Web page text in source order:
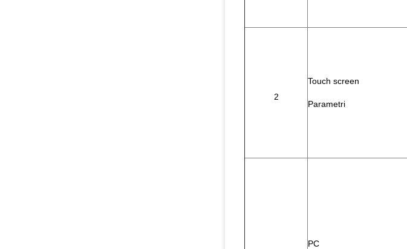
2
Touch screen
Parametri
PC